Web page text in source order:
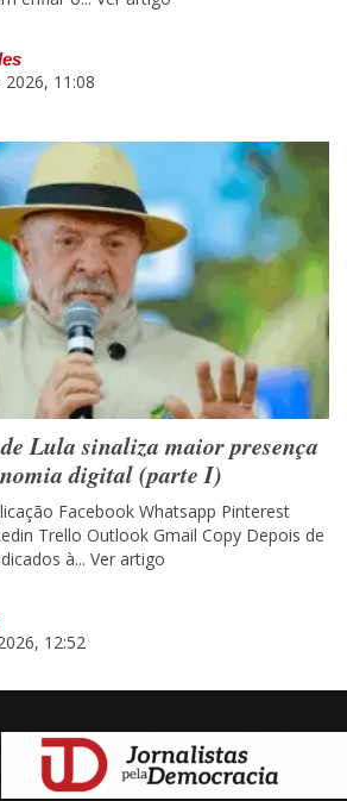
11:08
Lula sinaliza maior presença
digital (parte I)
Facebook Whatsapp Pinterest
Trello Outlook Gmail Copy Depois de
à... Ver artigo
12:52